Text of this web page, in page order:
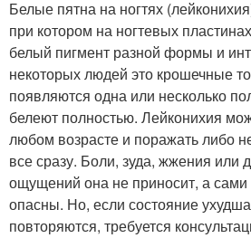
Белые пятна на ногтях
при котором на ногтевых
белый пигмент разной формы и
некоторых людей это крошечные
появляются одна или несколько
белеют полностью. Лейконихия
любом возрасте и поражать либо
все сразу. Боли, зуда, жжения или
ощущений она не приносит, а сами
опасны. Но, если состояние
повторяются, требуется